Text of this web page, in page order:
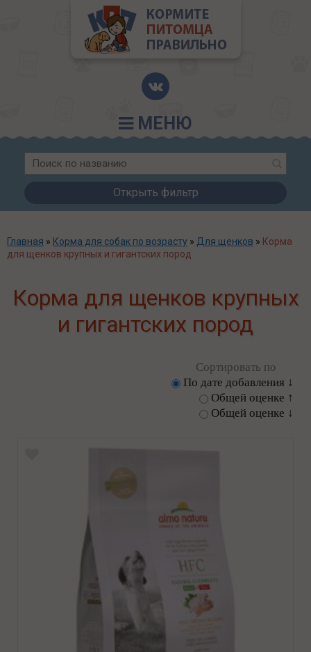
МЕНЮ
Открыть фильтр
Главная » Корма для собак по возрасту » Для щенков » Корма
для щенков крупных и гигантских пород
Корма для щенков крупных
и гигантских пород
Сортировать по
По дате добавления ↓
Общей оценке ↑
Общей оценке ↓